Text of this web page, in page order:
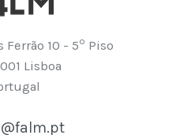
Ferrão 10 - 5º Piso
Lisboa